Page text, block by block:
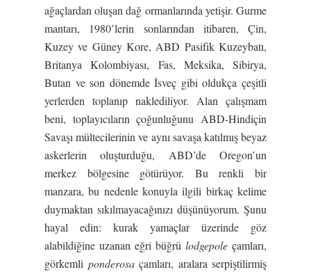
ağaçlardan oluşan dağ ormanlarında yetişir. Gurme
mantarı, 1980’lerin sonlarından itibaren, Çin,
Kuzey ve Güney Kore, ABD Pasifik Kuzeybatı,
Britanya Kolombiyası, Fas, Meksika, Sibirya,
Butan ve son dönemde İsveç gibi oldukça çeşitli
yerlerden toplanıp naklediliyor. Alan çalışmam
beni, toplayıcıların çoğunluğunu ABD-Hindiçin
Savaşı mültecilerinin ve aynı savaşa katılmış beyaz
askerlerin oluşturduğu, ABD’de Oregon’un
merkez bölgesine götürüyor. Bu renkli bir
manzara, bu nedenle konuyla ilgili birkaç kelime
duymaktan sıkılmayacağınızı düşünüyorum. Şunu
hayal edin: kurak yamaçlar üzerinde göz
alabildiğine uzanan eğri büğrü lodgepole çamları,
görkemli ponderosaçamları, aralara serpiştilirmiş